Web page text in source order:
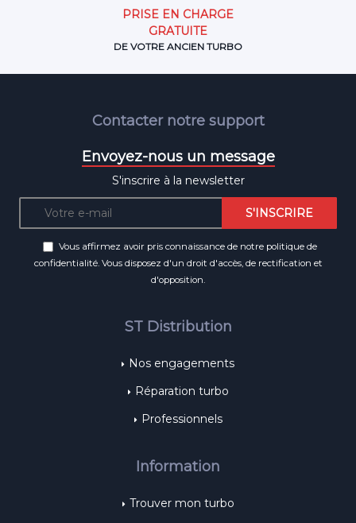
PRISE EN CHARGE
GRATUITE
DE VOTRE ANCIEN TURBO
Contacter notre support
Envoyez-nous un message
S'inscrire à la newsletter
Vous affirmez avoir pris connaissance de notre politique de
confidentialité. Vous disposez d'un droit d'accès, de rectification et
d'opposition.
ST Distribution
Nos engagements
Réparation turbo
Professionnels
Information
Trouver mon turbo